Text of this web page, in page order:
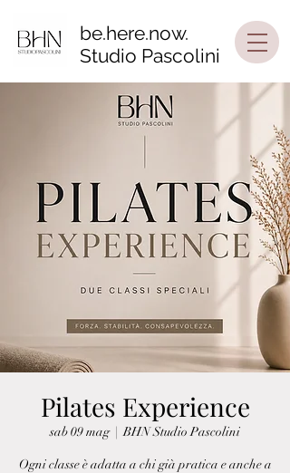
be.here.now.
Studio Pascolini
Pilates Experience
sab 09 mag
  |
BHN Studio Pascolini
Ogni classe è adatta a chi già pratica e anche a